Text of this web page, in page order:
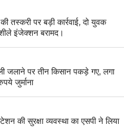
तस्करी पर बड़ी कार्रवाई, दो युवक
इंजेक्शन बरामद।
जलाने पर तीन किसान पकड़े गए, लगा
जुर्माना
की सुरक्षा व्यवस्था का एसपी ने लिया